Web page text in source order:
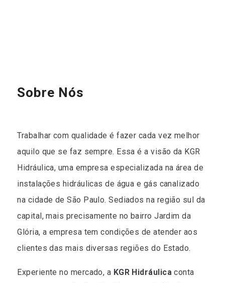
Sobre Nós
Trabalhar com qualidade é fazer cada vez melhor
aquilo que se faz sempre. Essa é a visão da KGR
Hidráulica, uma empresa especializada na área de
instalações hidráulicas de água e gás canalizado
na cidade de São Paulo. Sediados na região sul da
capital, mais precisamente no bairro Jardim da
Glória, a empresa tem condições de atender aos
clientes das mais diversas regiões do Estado.
Experiente no mercado, a KGR Hidráulicaconta